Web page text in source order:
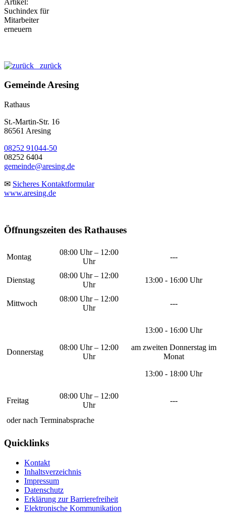
zurück
Gemeinde Aresing
Rathaus
St.-Martin-Str. 16
86561 Aresing
08252 91044-50
08252 6404
gemeinde@aresing.de
✉ Sicheres Kontaktformular
www.aresing.de
Öffnungszeiten des Rathauses
Montag
08:00 Uhr – 12:00
Uhr
---
Dienstag
08:00 Uhr – 12:00
Uhr
13:00 - 16:00 Uhr
Mittwoch
08:00 Uhr – 12:00
Uhr
---
Donnerstag
08:00 Uhr – 12:00
Uhr
13:00 - 16:00 Uhr
am zweiten Donnerstag im
Monat
13:00 - 18:00 Uhr
Freitag
08:00 Uhr – 12:00
Uhr
---
oder nach Terminabsprache
Quicklinks
Kontakt
Inhaltsverzeichnis
Impressum
Datenschutz
Erklärung zur Barrierefreiheit
Elektronische Kommunikation